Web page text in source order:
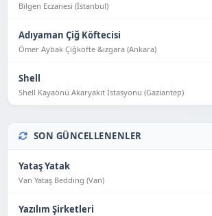
Bilgen Eczanesi (İstanbul)
Adıyaman Çiğ Köftecisi
Ömer Aybak Çiğköfte &ızgara (Ankara)
Shell
Shell Kayaönü Akaryakıt İstasyonu (Gaziantep)
SON GÜNCELLENENLER
Yataş Yatak
Van Yataş Bedding (Van)
Yazılım Şirketleri